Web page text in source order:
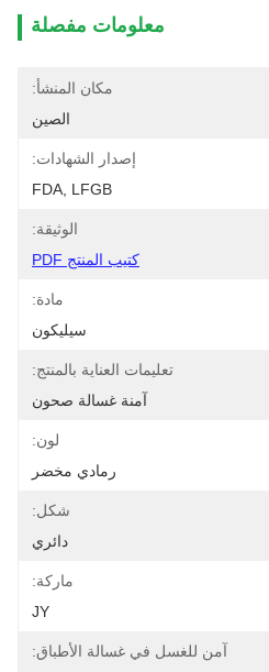
معلومات مفصلة
مكان المنشأ:
الصين
إصدار الشهادات:
FDA, LFGB
الوثيقة:
كتيب المنتج PDF
مادة:
سيليكون
تعليمات العناية بالمنتج:
آمنة غسالة صحون
لون:
رمادي مخضر
شكل:
دائري
ماركة:
JY
آمن للغسل في غسالة الأطباق: